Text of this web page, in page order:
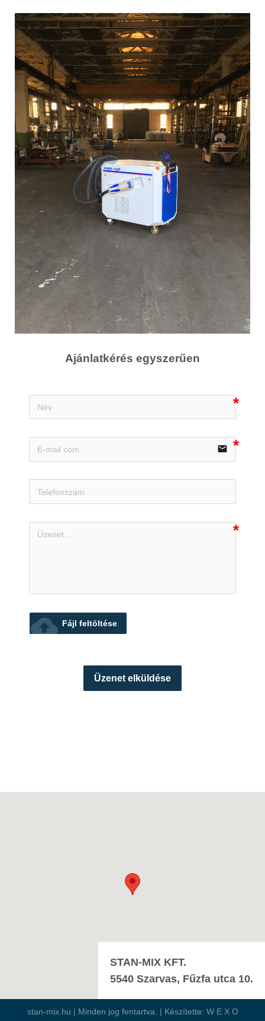
Ajánlatkérés egyszerűen
email
cloud_upload Fájl feltöltése
Üzenet elküldése
STAN-MIX KFT.
5540 Szarvas, Fűzfa utca 10.
stan-mix.hu | Minden jog fentartva. | Készítette: W E X O